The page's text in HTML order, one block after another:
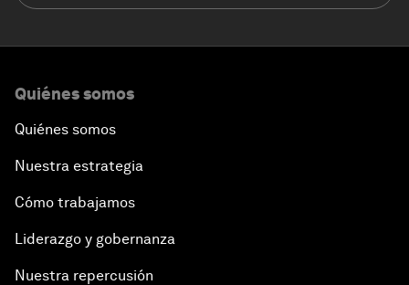
Quiénes somos
Quiénes somos
Nuestra estrategia
Cómo trabajamos
Liderazgo y gobernanza
Nuestra repercusión